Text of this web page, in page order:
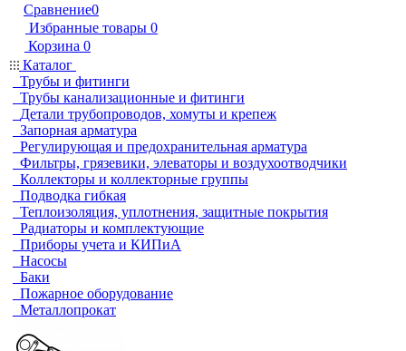
Сравнение0
Избранные товары 0
Корзина 0
Каталог
Трубы и фитинги
Трубы канализационные и фитинги
Детали трубопроводов, хомуты и крепеж
Запорная арматура
Регулирующая и предохранительная арматура
Фильтры, грязевики, элеваторы и воздухоотводчики
Коллекторы и коллекторные группы
Подводка гибкая
Теплоизоляция, уплотнения, защитные покрытия
Радиаторы и комплектующие
Приборы учета и КИПиА
Насосы
Баки
Пожарное оборудование
Металлопрокат